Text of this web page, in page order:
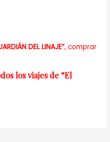
DEL LINAJE”, comprar
los viajes de “El